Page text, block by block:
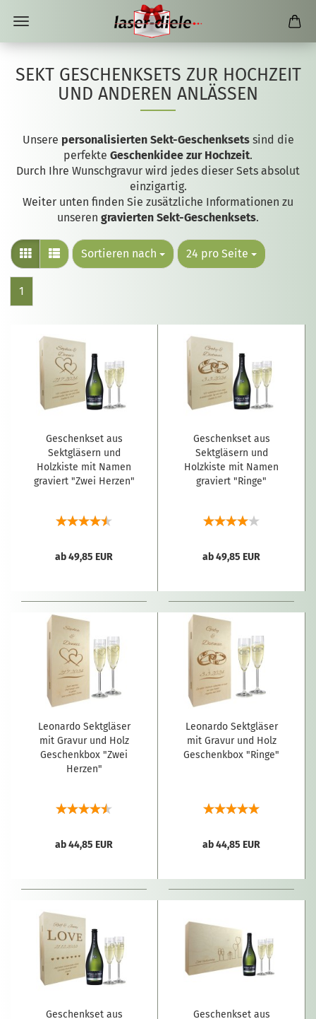
SEKT GESCHENKSETS ZUR HOCHZEIT
UND ANDEREN ANLÄSSEN
Unsere personalisierten Sekt-Geschenksetssind die
perfekte Geschenkidee zur Hochzeit.
Durch Ihre Wunschgravur wird jedes dieser Sets absolut
einzigartig.
Weiter unten finden Sie zusätzliche Informationen zu
unseren gravierten Sekt-Geschenksets.
Sortieren nach 24 pro Seite
1
Geschenkset aus
Sektgläsern und
Holzkiste mit Namen
graviert "Zwei Herzen"
ab 49,85 EUR
Geschenkset aus
Sektgläsern und
Holzkiste mit Namen
graviert "Ringe"
ab 49,85 EUR
Leonardo Sektgläser
mit Gravur und Holz
Geschenkbox "Zwei
Herzen"
ab 44,85 EUR
Leonardo Sektgläser
mit Gravur und Holz
Geschenkbox "Ringe"
ab 44,85 EUR
Geschenkset aus
Geschenkset aus